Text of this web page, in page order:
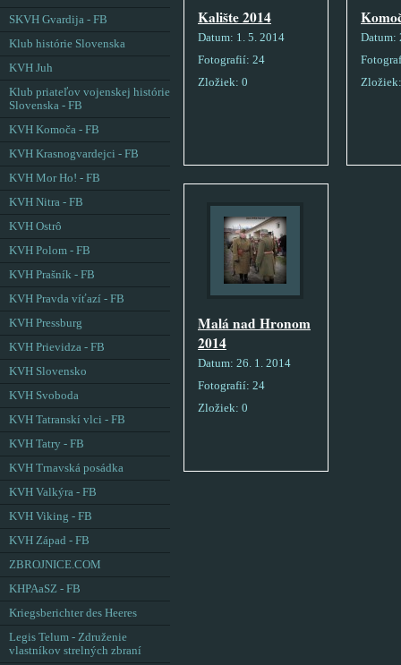
Kalište 2014
Datum: 1. 5. 2014
Fotografií: 24
Zložiek: 0
Datum:
Malá nad Hronom
2014
Datum: 26. 1. 2014
Fotografií: 24
Zložiek: 0
SKVH Gvardija - FB
Klub histórie Slovenska
KVH Juh
Klub priateľov vojenskej histórie
Slovenska - FB
KVH Komoča - FB
KVH Krasnogvardejci - FB
KVH Mor Ho! - FB
KVH Nitra - FB
KVH Ostrô
KVH Polom - FB
KVH Prašník - FB
KVH Pravda víťazí - FB
KVH Pressburg
KVH Prievidza - FB
KVH Slovensko
KVH Svoboda
KVH Tatranskí vlci - FB
KVH Tatry - FB
KVH Trnavská posádka
KVH Valkýra - FB
KVH Viking - FB
KVH Západ - FB
ZBROJNICE.COM
KHPAaSZ - FB
Kriegsberichter des Heeres
Legis Telum - Združenie
vlastníkov strelných zbraní